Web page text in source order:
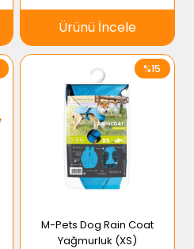
Ürünü İncele
M-Pets Dog Rain Coat
Yağmurluk (XS)
%15